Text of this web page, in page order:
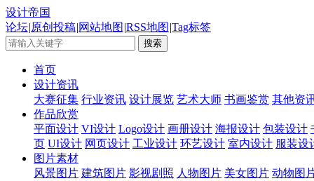
设计帝国
论坛|原创投稿|网站地图 |RSS地图 |Tag标签
首页
设计资讯
大赛征集 行业资讯 设计展览 艺术大师 书画鉴赏 其他资
作品欣赏
平面设计 VI设计 Logo设计 画册设计 海报设计 包装设计
页 UI设计 网页设计 工业设计 环艺设计 室内设计 服装设
图片素材
风景图片 建筑图片 影视剧照 人物图片 美女图片 动物图